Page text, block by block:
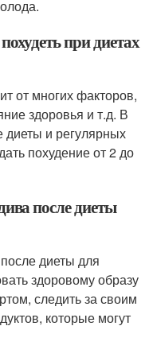
при диетах
от многих факторов,
здоровья и т.д. В
и регулярных
похудение от 2 до
после диеты
диеты для
здоровому образу
следить за своим
которые могут